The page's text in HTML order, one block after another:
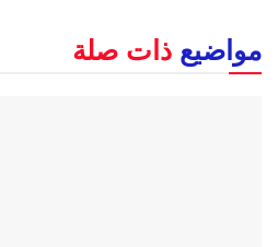
مواضيع ذات صلة